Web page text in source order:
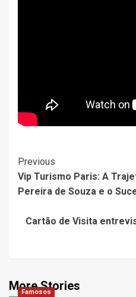
Post
Navigation
Previous
Vip Turismo Paris: A
Pereira de Souza e o
Cartão de Visita
More Stories
Famosos